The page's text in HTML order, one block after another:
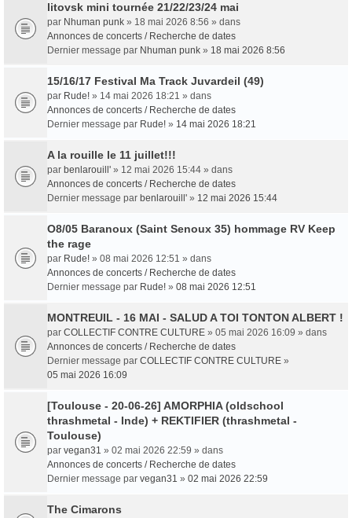
litovsk mini tournée 21/22/23/24 mai
par Nhuman punk » 18 mai 2026 8:56 » dans
Annonces de concerts / Recherche de dates
Dernier message par Nhuman punk » 18 mai 2026 8:56
15/16/17 Festival Ma Track Juvardeil (49)
par Rude! » 14 mai 2026 18:21 » dans
Annonces de concerts / Recherche de dates
Dernier message par Rude! » 14 mai 2026 18:21
A la rouille le 11 juillet!!!
par benlarouill' » 12 mai 2026 15:44 » dans
Annonces de concerts / Recherche de dates
Dernier message par benlarouill' » 12 mai 2026 15:44
O8/05 Baranoux (Saint Senoux 35) hommage RV Keep
the rage
par Rude! » 08 mai 2026 12:51 » dans
Annonces de concerts / Recherche de dates
Dernier message par Rude! » 08 mai 2026 12:51
MONTREUIL - 16 MAI - SALUD A TOI TONTON ALBERT !
par COLLECTIF CONTRE CULTURE » 05 mai 2026 16:09 » dans
Annonces de concerts / Recherche de dates
Dernier message par COLLECTIF CONTRE CULTURE »
05 mai 2026 16:09
[Toulouse - 20-06-26] AMORPHIA (oldschool
thrashmetal - Inde) + REKTIFIER (thrashmetal -
Toulouse)
par vegan31 » 02 mai 2026 22:59 » dans
Annonces de concerts / Recherche de dates
Dernier message par vegan31 » 02 mai 2026 22:59
The Cimarons